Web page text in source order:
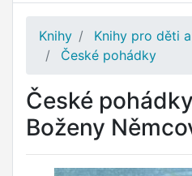
Knihy Knihy pro děti
České pohádky
České
Boženy